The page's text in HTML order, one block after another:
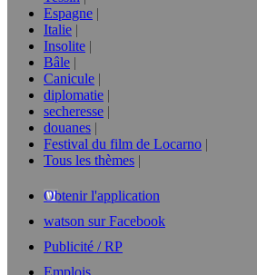
Espagne
Italie
Insolite
Bâle
Canicule
diplomatie
secheresse
douanes
Festival du film de Locarno
Tous les thèmes
Obtenir l'application
watson sur Facebook
Publicité / RP
Emplois